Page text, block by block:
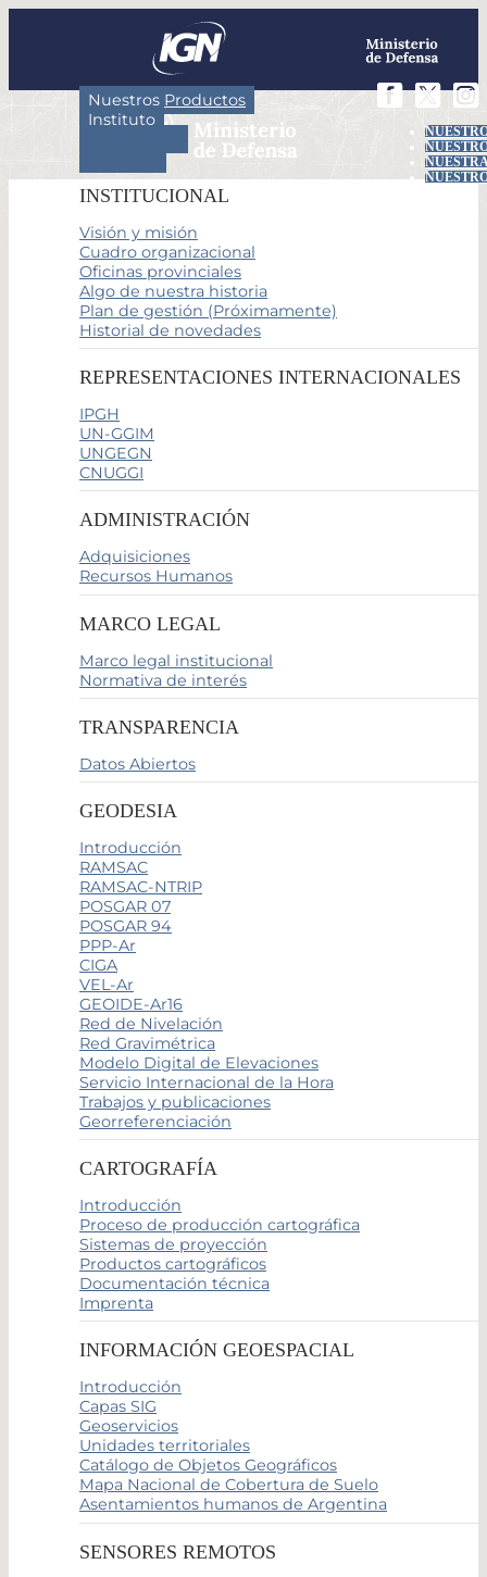
Nuestros Productos
Instituto
INSTITUCIONAL
Visión y misión
Cuadro organizacional
Oficinas provinciales
Algo de nuestra historia
Plan de gestión (Próximamente)
Historial de novedades
REPRESENTACIONES INTERNACIONALES
IPGH
UN-GGIM
UNGEGN
CNUGGI
ADMINISTRACIÓN
Adquisiciones
Recursos Humanos
MARCO LEGAL
Marco legal institucional
Normativa de interés
TRANSPARENCIA
Datos Abiertos
GEODESIA
Introducción
RAMSAC
RAMSAC-NTRIP
POSGAR 07
POSGAR 94
PPP-Ar
CIGA
VEL-Ar
GEOIDE-Ar16
Red de Nivelación
Red Gravimétrica
Modelo Digital de Elevaciones
Servicio Internacional de la Hora
Trabajos y publicaciones
Georreferenciación
CARTOGRAFÍA
Introducción
Proceso de producción cartográfica
Sistemas de proyección
Productos cartográficos
Documentación técnica
Imprenta
INFORMACIÓN GEOESPACIAL
Introducción
Capas SIG
Geoservicios
Unidades territoriales
Catálogo de Objetos Geográficos
Mapa Nacional de Cobertura de Suelo
Asentamientos humanos de Argentina
SENSORES REMOTOS